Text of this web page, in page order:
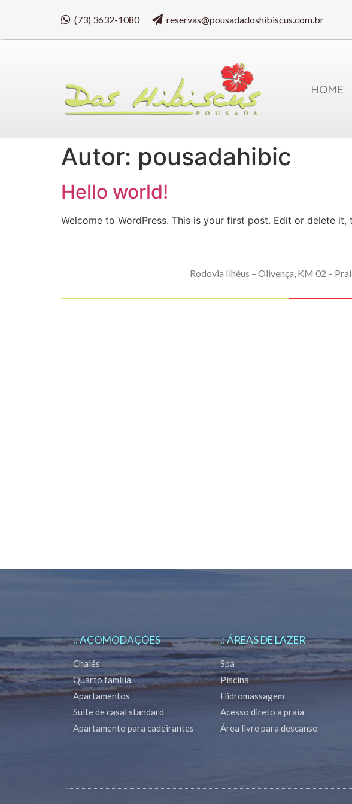
(73) 3632-1080 reservas@pousadadoshibiscus.com.br
HOME
Autor: pousadahibic
Hello world!
Welcome to WordPress. This is your first post. Edit or delete it,
Rodovia Ilhéus – Olivença, KM 02 –
.: ACOMODAÇÕES
Chalés
Quarto família
Apartamentos
Suíte de casal standard
Apartamento para cadeirantes
.: ÁREAS DE LAZER
Spa
Piscina
Hidromassagem
Acesso direto a praia
Área livre para descanso